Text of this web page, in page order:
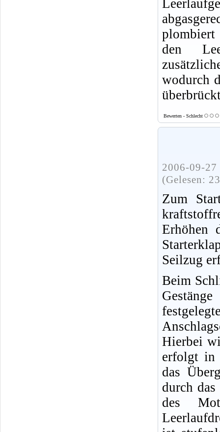
den
wodurch
Bewerten - Schlecht
2006-09-
(Gelesen:
Zum
Erhöhen
Seilzug
Beim
Hierbei
erfolgt in
das
durch
des